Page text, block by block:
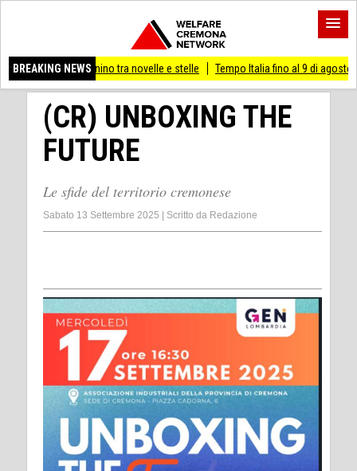
BREAKING NEWS
tra novelle e stelle Tempo Italia fino al 9 di agosto (Mi) PIANO
(CR) UNBOXING THE
FUTURE
Le sfide del territorio cremonese
Sabato 13 Settembre 2025 Scritto da Redazione